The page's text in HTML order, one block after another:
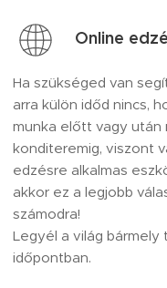
Online
Ha szükséged van
arra külön időd nincs,
munka előtt vagy után
konditeremig, viszont
edzésre alkalmas
akkor ez a legjobb
számodra!
Legyél a világ bármely
időpontban.